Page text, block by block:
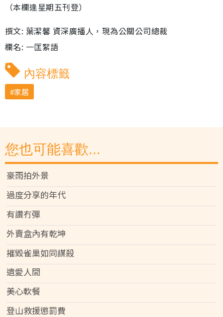
（本欄逢星期五刊登）
撰文: 葉潔馨 資深廣播人，現為公關公司總裁
欄名: 一匡絮語
內容標籤
家居
您也可能喜歡...
豪雨拍外景
過度分享的年代
有讚冇彈
外賣盒內有乾坤
摧毀雀巢如同謀殺
遺愛人間
美心軟餐
登山救援懲罰費